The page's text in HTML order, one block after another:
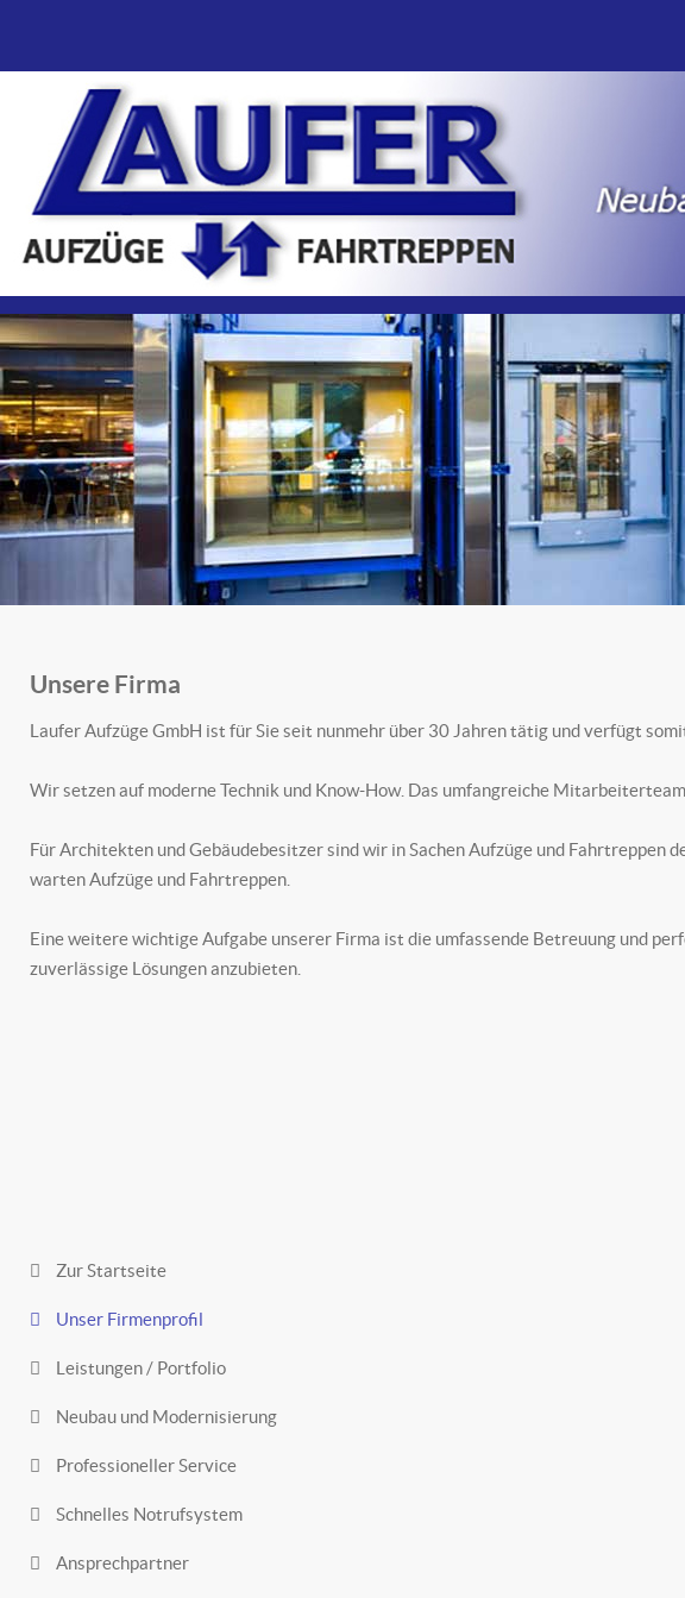
Unsere Firma
Laufer Aufzüge GmbH ist für Sie seit nunmehr über 30 Jahren tätig und verfügt
Wir setzen auf moderne Technik und Know-How. Das umfangreiche
Für Architekten und Gebäudebesitzer sind wir in Sachen Aufzüge und
warten Aufzüge und Fahrtreppen.
Eine weitere wichtige Aufgabe unserer Firma ist die umfassende Betreuung und
zuverlässige Lösungen anzubieten.
Zur Startseite
Unser Firmenprofil
Leistungen / Portfolio
Neubau und Modernisierung
Professioneller Service
Schnelles Notrufsystem
Ansprechpartner